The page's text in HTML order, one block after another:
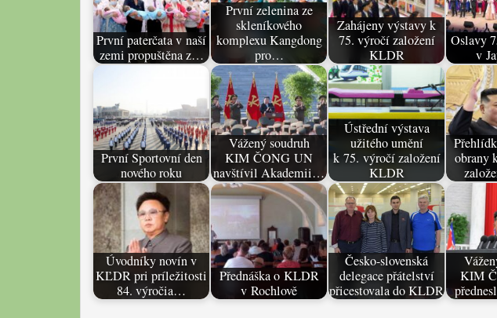
První paterčata v naší
zemi propuštěna z…
První zelenina ze
skleníkového
komplexu Kangdong
pro…
Zahájeny výstavy k
75. výročí založení
KLDR
Oslavy
v
První Sportovní den
nového roku
Vážený soudruh
KIM ČONG UN
navštívil Akademii…
Ústřední výstava
užitého umění
k 75. výročí založení
KLDR
obrany
Úvodníky novín v
KĽDR pri príležitosti
84. výročia…
Přednáška o KLDR
v Rochlově
Česko-slovenská
delegace přátelství
přicestovala do KLDR
KIM